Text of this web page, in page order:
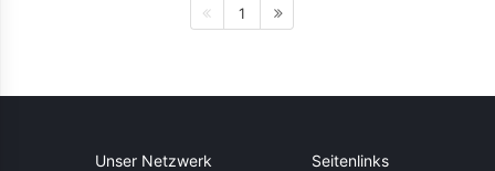
1
Unser Netzwerk Seitenlinks